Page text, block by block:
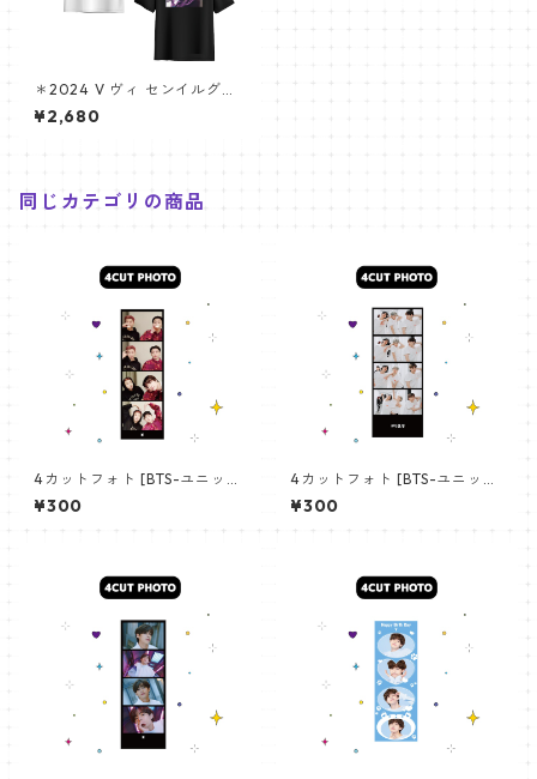
＊2024 V ヴィ センイルグッ
ズ ＊ 半袖Tシャツ [K☆PARK /
K-STAR PLUS 限定]
¥2,680
同じカテゴリの商品
4カットフォト [BTS-ユニット
01] 4CUT PHOTO BTS- UNI
T 01
¥300
4カットフォト [BTS-ユニット
03] 4CUT PHOTO BTS- UNI
T 03
¥300